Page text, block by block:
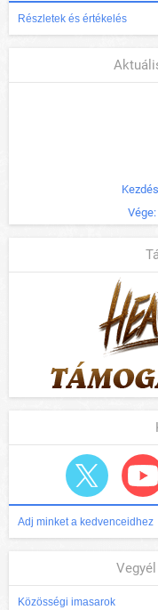
Részletek és értékelés
Vége:
Adj minket a kedvenceidhez
Közösségi imasarok